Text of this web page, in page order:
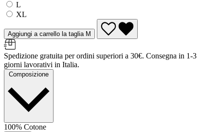
L
XL
Aggiungi a carrello la taglia M
Spedizione gratuita per ordini superiori a 30€. Consegna in 1-3
giorni lavorativi in Italia.
Composizione
100% Cotone